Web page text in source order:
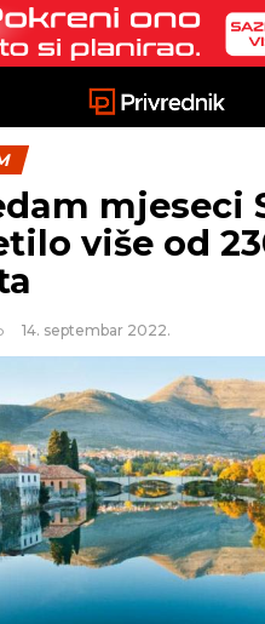
mjeseci
više od
14. septembar 2022.